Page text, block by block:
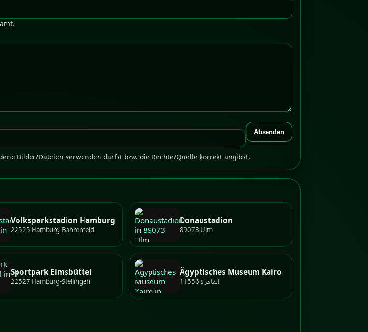
Absenden
Bilder/Dateien verwenden darfst bzw. die Rechte/Quelle korrekt angibst.
Volksparkstadion Hamburg
22525 Hamburg-Bahrenfeld
Donaustadion
89073 Ulm
Sportpark Eimsbüttel
22527 Hamburg-Stellingen
Ägyptisches Museum Kairo
11556 القاهرة